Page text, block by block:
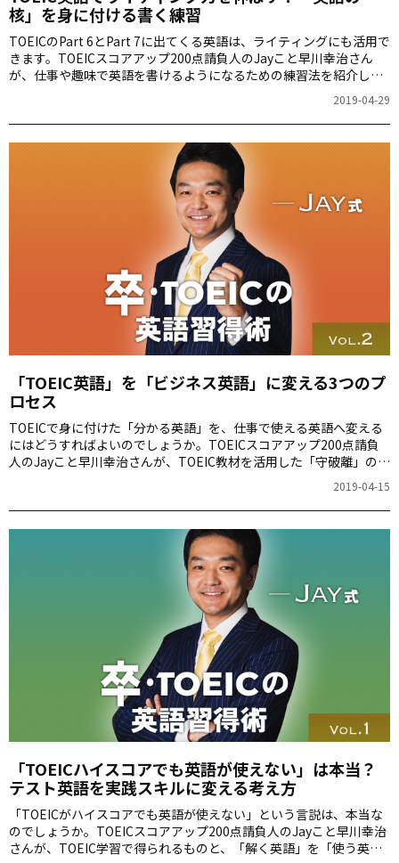
核」を身に付ける書く練習
TOEICのPart 6とPart 7に出てくる英語は、ライティングにも活用で
きます。TOEICスコアアップ200点請負人のJayこと早川幸治さん
が、仕事や趣味で英語を書けるようになるための練習法を紹介しま
2019-04-29
「TOEIC英語」を「ビジネス英語」に変える3つのプ
ロセス
TOEICで身に付けた「分かる英語」を、仕事で使える英語へ変える
にはどうすればよいのでしょうか。TOEICスコアアップ200点請負
人のJayこと早川幸治さんが、TOEIC教材を活用した「守破離」の学
2019-04-15
「TOEICハイスコアでも英語が使えない」は本当？
テスト英語を実践スキルに変える考え方
「TOEICがハイスコアでも英語が使えない」という言説は、本当な
のでしょうか。TOEICスコアアップ200点請負人のJayこと早川幸治
さんが、TOEIC学習で得られるものと、「解く英語」を「使う英